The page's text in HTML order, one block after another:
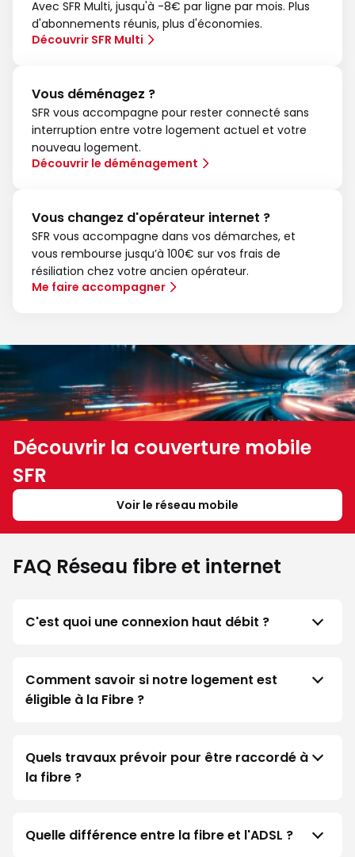
Avec SFR Multi, jusqu'à -8€ par ligne par mois. Plus
d'abonnements réunis, plus d'économies.
Découvrir SFR Multi
Vous déménagez ?
SFR vous accompagne pour rester connecté sans
interruption entre votre logement actuel et votre
nouveau logement.
Découvrir le déménagement
Vous changez d'opérateur internet ?
SFR vous accompagne dans vos démarches, et
vous rembourse jusqu’à 100€ sur vos frais de
résiliation chez votre ancien opérateur.
Me faire accompagner
Découvrir la couverture mobile
SFR
Voir le réseau mobile
FAQ Réseau fibre et internet
C'est quoi une connexion haut débit ?
Comment savoir si notre logement est
éligible à la Fibre ?
Quels travaux prévoir pour être raccordé à
la fibre ?
Quelle différence entre la fibre et l'ADSL ?